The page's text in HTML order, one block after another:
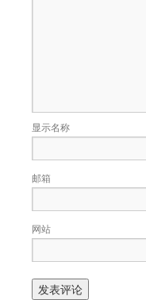
显示名称
邮箱
网站